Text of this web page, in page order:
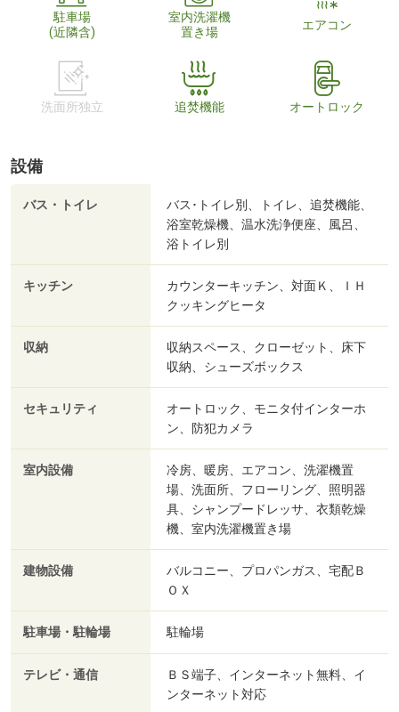
駐車場
(近隣含)
室内洗濯機
置き場
エアコン
洗面所独立 追焚機能 オートロック
設備
バス・トイレ
バス･トイレ別、トイレ、追焚機能、
浴室乾燥機、温水洗浄便座、風呂、
浴トイレ別
キッチン
カウンターキッチン、対面Ｋ、ＩＨ
クッキングヒータ
収納
収納スペース、クローゼット、床下
収納、シューズボックス
セキュリティ
オートロック、モニタ付インターホ
ン、防犯カメラ
室内設備
冷房、暖房、エアコン、洗濯機置
場、洗面所、フローリング、照明器
具、シャンプードレッサ、衣類乾燥
機、室内洗濯機置き場
建物設備
バルコニー、プロパンガス、宅配Ｂ
ＯＸ
駐車場・駐輪場 駐輪場
テレビ・通信
ＢＳ端子、インターネット無料、イ
ンターネット対応